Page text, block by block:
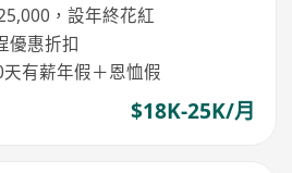
，設年終花紅
優惠折扣
有薪年假＋恩恤假
$18K-25K/月